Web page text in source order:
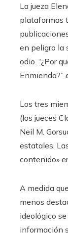
La jueza
plataformas
en peligro la
odio. “¿Por
Enmienda?”
Los tres
(los jueces
Neil M.
estatales.
contenido»
A medida
menos
ideológico
información